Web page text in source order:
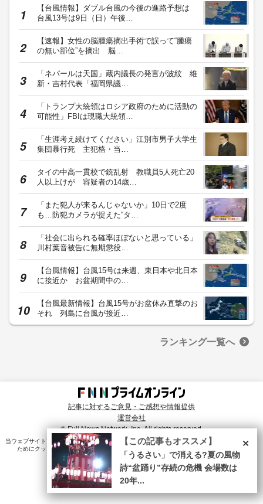
【台風情報】ダブル台風の今後の進路予想は
台風13号は9日（日）午後…
【速報】女性の脳腫瘍摘出手術で誤って“腫瘍
の無い部位”を摘出 脳…
「ネパールは天国」蔵内議長の発言が波紋 維
新・吉村代表「福岡県議…
「トランプ大統領はロシア政府のために活動の
可能性」FBIは現職大統領…
「生涯考え続けてください」江別市男子大学生
集団暴行死 主犯格・当…
タイの中高一貫校で銃乱射 教職員5人死亡20
人以上けが 容疑者の14歳…
「また犯人が来るんじゃないか」10日で2度
も…防犯カメラが捉えた“タ…
「社会に出られる確率ほぼないと思っている」
川村葉音被告に無期懲役…
【台風情報】台風15号は来週、東日本や北日本
に接近か お盆期間中の…
【台風最新情報】台風15号がお盆休み直撃のお
それ 列島に台風が接近…
ランキング一覧へ
記事に対するご意見・ご感想や情報提供
運営会社
© Fuji News Network, Inc. All rights reserved.
当ウェブサイトでは、ユーザのニーズ・興味・関⼼に合致したコンテンツや広告配信を提供する
ためにクッキーを使⽤しています。詳細は、
プライバシーポリシー をご確認ください。×
【この記事もオススメ】
「うるさい」で消える?夏の風物
詩“盆踊り”存続の危機 会場数は
20年...